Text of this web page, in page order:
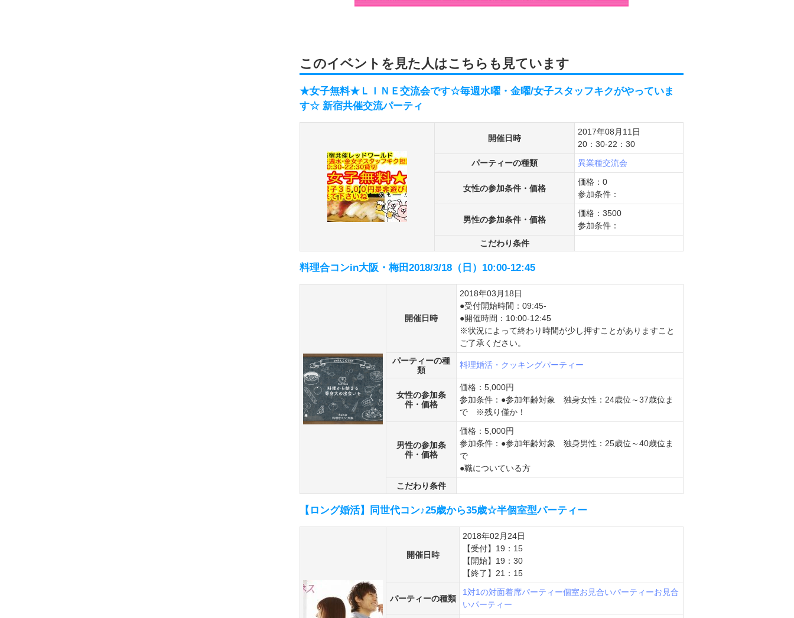
このイベントを見た人はこちらも見ています
★女子無料★ＬＩＮＥ交流会です☆毎週水曜・金曜/女子スタッフキクがやっていま
す☆ 新宿共催交流パーティ
開催日時
2017年08月11日
20：30-22：30
パーティーの種類
異業種交流会
女性の参加条件・価格
価格：0
参加条件：
男性の参加条件・価格
価格：3500
参加条件：
こだわり条件
料理合コンin大阪・梅田2018/3/18（日）10:00-12:45
開催日時
2018年03月18日
●受付開始時間：09:45-
●開催時間：10:00-12:45
※状況によって終わり時間が少し押すことがありますこと
ご了承ください。
パーティーの種
類
料理婚活・クッキングパーティー
女性の参加条
件・価格
価格：5,000円
参加条件：●参加年齢対象 独身女性：24歳位～37歳位ま
で ※残り僅か！
男性の参加条
件・価格
価格：5,000円
参加条件：●参加年齢対象 独身男性：25歳位～40歳位ま
で
●職についている方
こだわり条件
【ロング婚活】同世代コン♪25歳から35歳☆半個室型パーティー
開催日時
2018年02月24日
【受付】19：15
【開始】19：30
【終了】21：15
パーティーの種類
1対1の対面着席パーティー個室お見合いパーティーお見合
いパーティー